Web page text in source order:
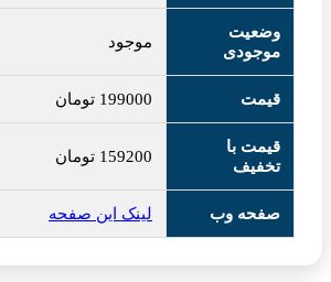
وضعیت
موجودی
موجود
قیمت 199000 تومان
قیمت با
تخفیف
159200 تومان
صفحه وب لینک این صفحه